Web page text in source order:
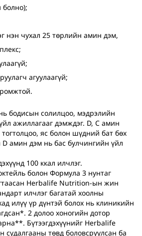
болно);
нэн чухал 25 төрлийн амин дэм,
агуулаагүй;
бодисын солилцоо, мэдрэлийн
ажиллагааг дэмждэг. D, C амин
яс болон шүдний бат бөх
амин дэм нь бас булчингийн үйл
100 ккал илчлэг.
болон Формула 3 нунтаг
Herbalife Nutrition-ын жин
илчлэг багатай хоолны
илүү үр дүнтэй болох нь клиникийн
2 долоо хоногийн дотор
Бүтээгдэхүүнийг Herbalife
төвд боловсруулсан ба